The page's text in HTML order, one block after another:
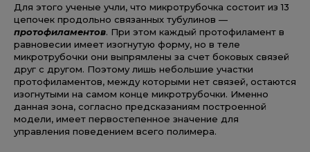
Для этого ученые учли, что микротрубочка состоит из 13
цепочек продольно связанных тубулинов —
протофиламентов. При этом каждый протофиламент в
равновесии имеет изогнутую форму, но в теле
микротрубочки они выпрямлены за счет боковых связей
друг с другом. Поэтому лишь небольшие участки
протофиламентов, между которыми нет связей, остаются
изогнутыми на самом конце микротрубочки. Именно
данная зона, согласно предсказаниям построенной
модели, имеет первостепенное значение для
управления поведением всего полимера.